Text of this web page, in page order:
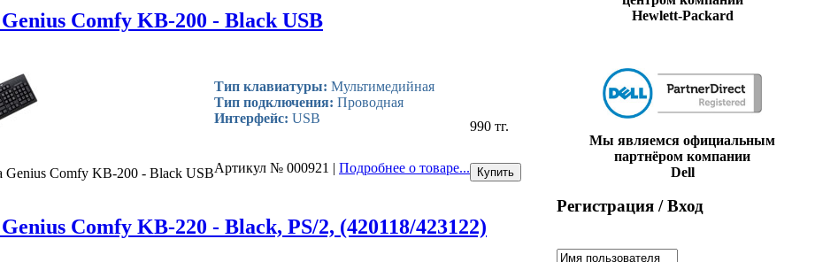
Comfy KB-200 - Black USB
Genius Comfy KB-200 - Black USB
Тип клавиатуры: Мультимедийная
Тип подключения: Проводная
Интерфейс: USB
990 тг.
Артикул № 000921 | Подробнее о товаре...
Comfy KB-220 - Black, PS/2, (420118/423122)
Hewlett-Packard
Мы являемся официальным
партнёром компании
Dell
Регистрация / Вход